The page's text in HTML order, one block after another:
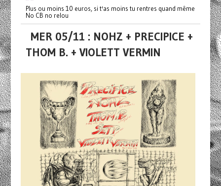
Plus ou moins 10 euros, si t'as moins tu rentres quand même
No CB no relou
MER 05/11 : NOHZ + PRECIPICE +
THOM B. + VIOLETT VERMIN